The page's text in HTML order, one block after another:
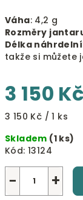
Váha: 4,2 g
Rozměry
Délka
takže si můžete
3 150 Kč
Měrná
3 150 Kč / 1 ks
Skladem (1 ks)
Kód: 13124
+
−